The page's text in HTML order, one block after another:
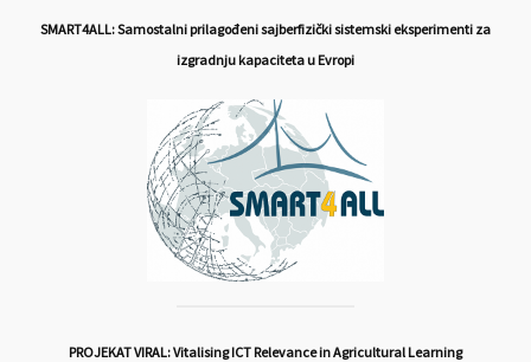
SMART4ALL: Samostalni prilagođeni sajberfizički sistemski eksperimenti za
izgradnju kapaciteta u Evropi
PROJEKAT VIRAL: Vitalising ICT Relevance in Agricultural Learning